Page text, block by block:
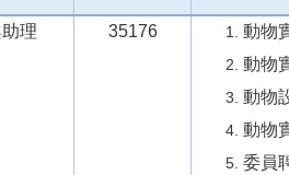
理 35176
動物
動物
動物
動物
委員